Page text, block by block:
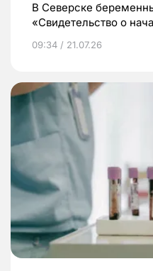
В Северске
«Свидетельство о
09:34 / 21.07.26